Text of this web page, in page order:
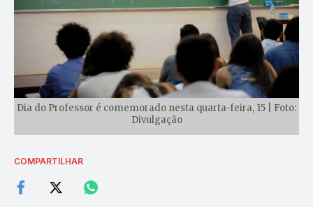
Dia do Professor é comemorado nesta quarta-feira, 15 | Foto:
Divulgação
COMPARTILHAR